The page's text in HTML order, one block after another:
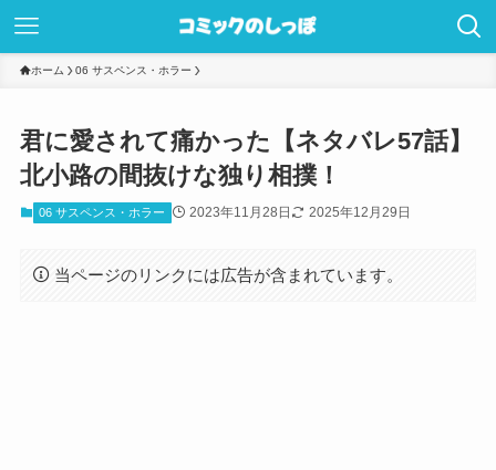
ホーム 06 サスペンス・ホラー
君に愛されて痛かった【ネタバレ57話】
北小路の間抜けな独り相撲！
06 サスペンス・ホラー 2023年11月28日 2025年12月29日
当ページのリンクには広告が含まれています。